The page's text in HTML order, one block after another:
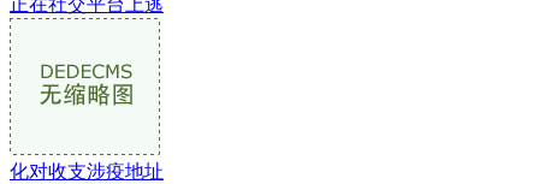
正在社交平台上逃
化对收支涉疫地址